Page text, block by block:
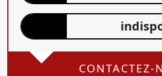
CONTACTEZ-